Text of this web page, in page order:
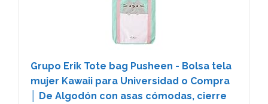
Grupo Erik Tote bag Pusheen - Bolsa tela
mujer Kawaii para Universidad o Compra
│ De Algodón con asas cómodas, cierre